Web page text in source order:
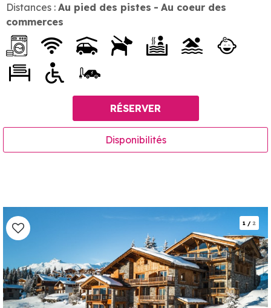
Distances : Au pied des pistes
Au coeur des
commerces
RÉSERVER
Disponibilités
1 / 2